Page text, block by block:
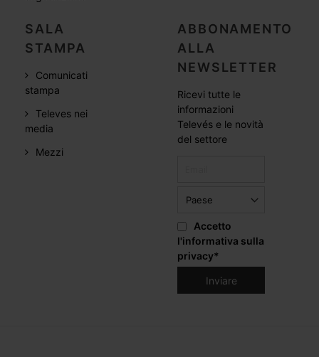
SALA
STAMPA
Comunicati
stampa
Televes nei
media
Mezzi
ABBONAMENTO
ALLA
NEWSLETTER
Ricevi tutte le
informazioni
Televés e le novità
del settore
Accetto
l'informativa sulla
privacy*